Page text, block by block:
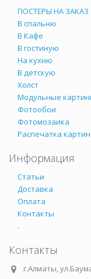
ПОСТЕРЫ НА ЗАКАЗ
В спальню
В Кафе
В гостиную
На кухню
В детскую
Холст
Модульные
Фотообои
Фотомозаика
Распечатка картин
Информация
Статьи
Доставка
Оплата
Контакты
.
Контакты
г.Алматы,